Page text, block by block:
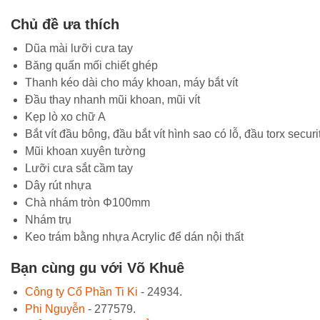
Chủ đề ưa thích
Dũa mài lưỡi cưa tay
Băng quấn mối chiết ghép
Thanh kéo dài cho máy khoan, máy bắt vít
Đầu thay nhanh mũi khoan, mũi vít
Kẹp lò xo chữ A
Bắt vít đầu bông, đầu bắt vít hình sao có lỗ, đầu torx
Mũi khoan xuyên tường
Lưỡi cưa sắt cầm tay
Dây rút nhựa
Chà nhám tròn Φ100mm
Nhám trụ
Keo trám bằng nhựa Acrylic để dán nội thất
Bạn cùng gu với Võ Khuê
Công ty Cổ Phần Ti Ki - 24934.
Phi Nguyễn - 277579.